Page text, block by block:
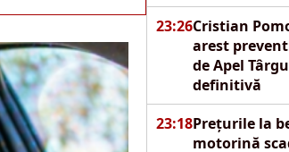
23:26Cristian
arest
de Apel
definitivă
23:18Prețurile la
motorină